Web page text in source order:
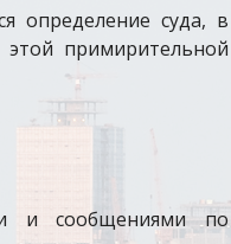
определение суда, в
примирительной
и сообщениями по